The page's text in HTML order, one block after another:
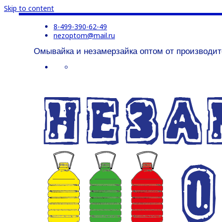
Skip to content
8-499-390-62-49
nezoptom@mail.ru
Омывайка и незамерзайка оптом от